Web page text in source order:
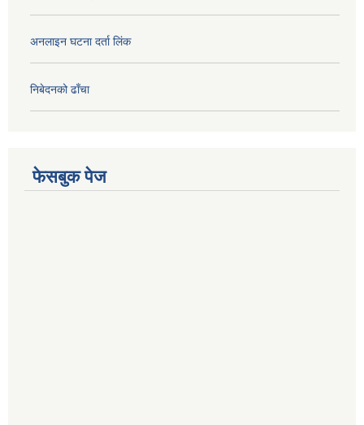
अनलाइन घटना दर्ता लिंक
निबेदनको ढाँचा
फेसबुक पेज